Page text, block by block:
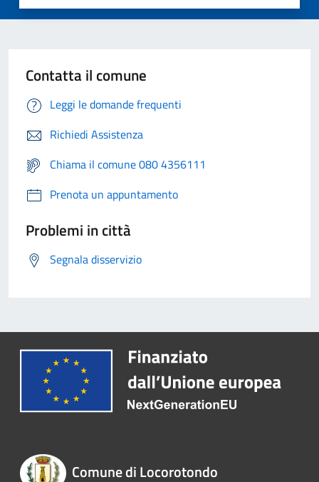
Contatta il comune
Leggi le domande frequenti
Richiedi Assistenza
Chiama il comune 080 4356111
Prenota un appuntamento
Problemi in città
Segnala disservizio
Comune di Locorotondo